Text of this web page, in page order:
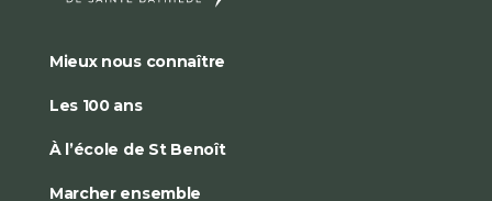
Mieux nous connaître
Les 100 ans
À l’école de St Benoît
Marcher ensemble